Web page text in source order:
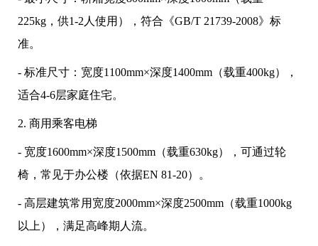
225kg，供1-2人使用），符合《GB/T 21739-2008》标
准。
- 标准尺寸：宽度1100mm×深度1400mm（载重400kg），
适合4-6层家庭住宅。
2. 商用乘客电梯
- 宽度1600mm×深度1500mm（载重630kg），可通过轮
椅，常见于办公楼（依据EN 81-20）。
- 高层建筑常用宽度2000mm×深度2500mm（载重1000kg
以上），满足高峰期人流。